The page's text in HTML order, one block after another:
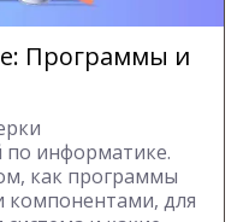
Программы и
информатике.
как программы
компонентами, для